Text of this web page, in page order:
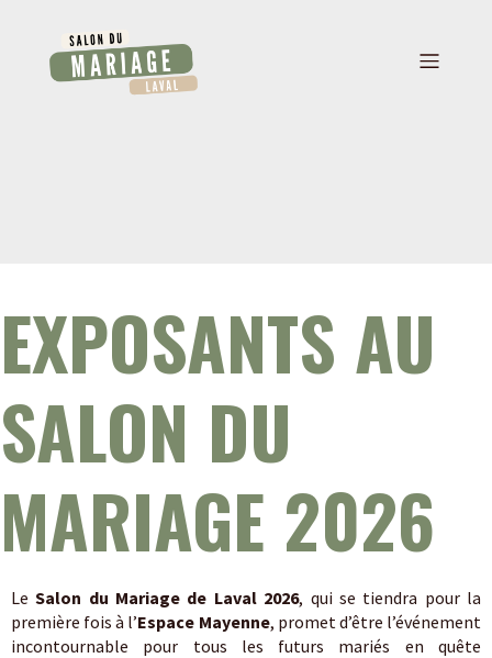
EXPOSANTS AU
SALON DU
MARIAGE 2026
LeSalon du Mariage de Laval 2026, qui se tiendra pour la
première fois à l’Espace Mayenne, promet d’être l’événement
incontournable pour tous les futurs mariés en quête